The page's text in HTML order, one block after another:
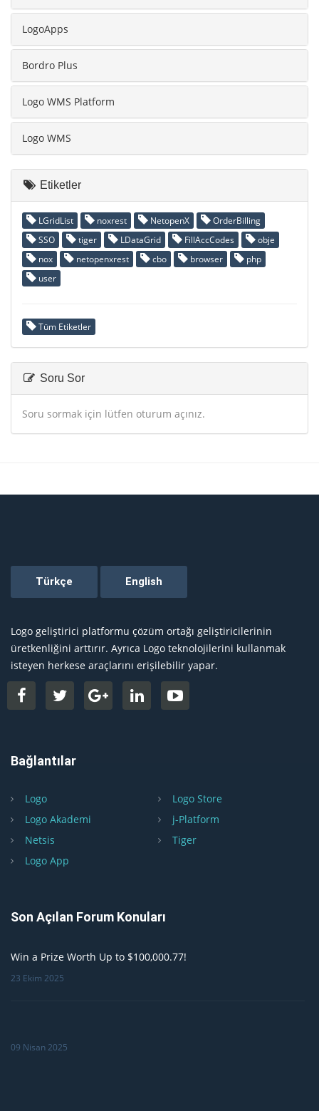
LogoApps
Bordro Plus
Logo WMS Platform
Logo WMS
Etiketler
LGridList noxrest NetopenX
OrderBilling
SSO
tiger LDataGrid FillAccCodes
obje
nox
netopenxrest cbo browser
php
user
Tüm Etiketler
Soru Sor
Soru sormak için lütfen oturum açınız.
Logo geliştirici platformu çözüm ortağı geliştiricilerinin
üretkenliğini arttırır. Ayrıca Logo teknolojilerini kullanmak
isteyen herkese araçlarını erişilebilir yapar.
Bağlantılar
Logo
Logo Store
Logo Akademi
j-Platform
Netsis
Tiger
Logo App
Son Açılan Forum Konuları
Win a Prize Worth Up to $100,000.77!
23 Ekim 2025
09 Nisan 2025